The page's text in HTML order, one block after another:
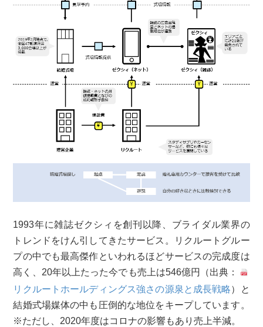
1993年に雑誌ゼクシィを創刊以降、ブライダル業界の
トレンドをけん引してきたサービス。リクルートグルー
プの中でも最高傑作といわれるほどサービスの完成度は
高く、20年以上たった今でも売上は546億円（出典：
リクルートホールディングス強さの源泉と成長戦略）と
結婚式場媒体の中も圧倒的な地位をキープしています。
※ただし、2020年度はコロナの影響もあり売上半減。